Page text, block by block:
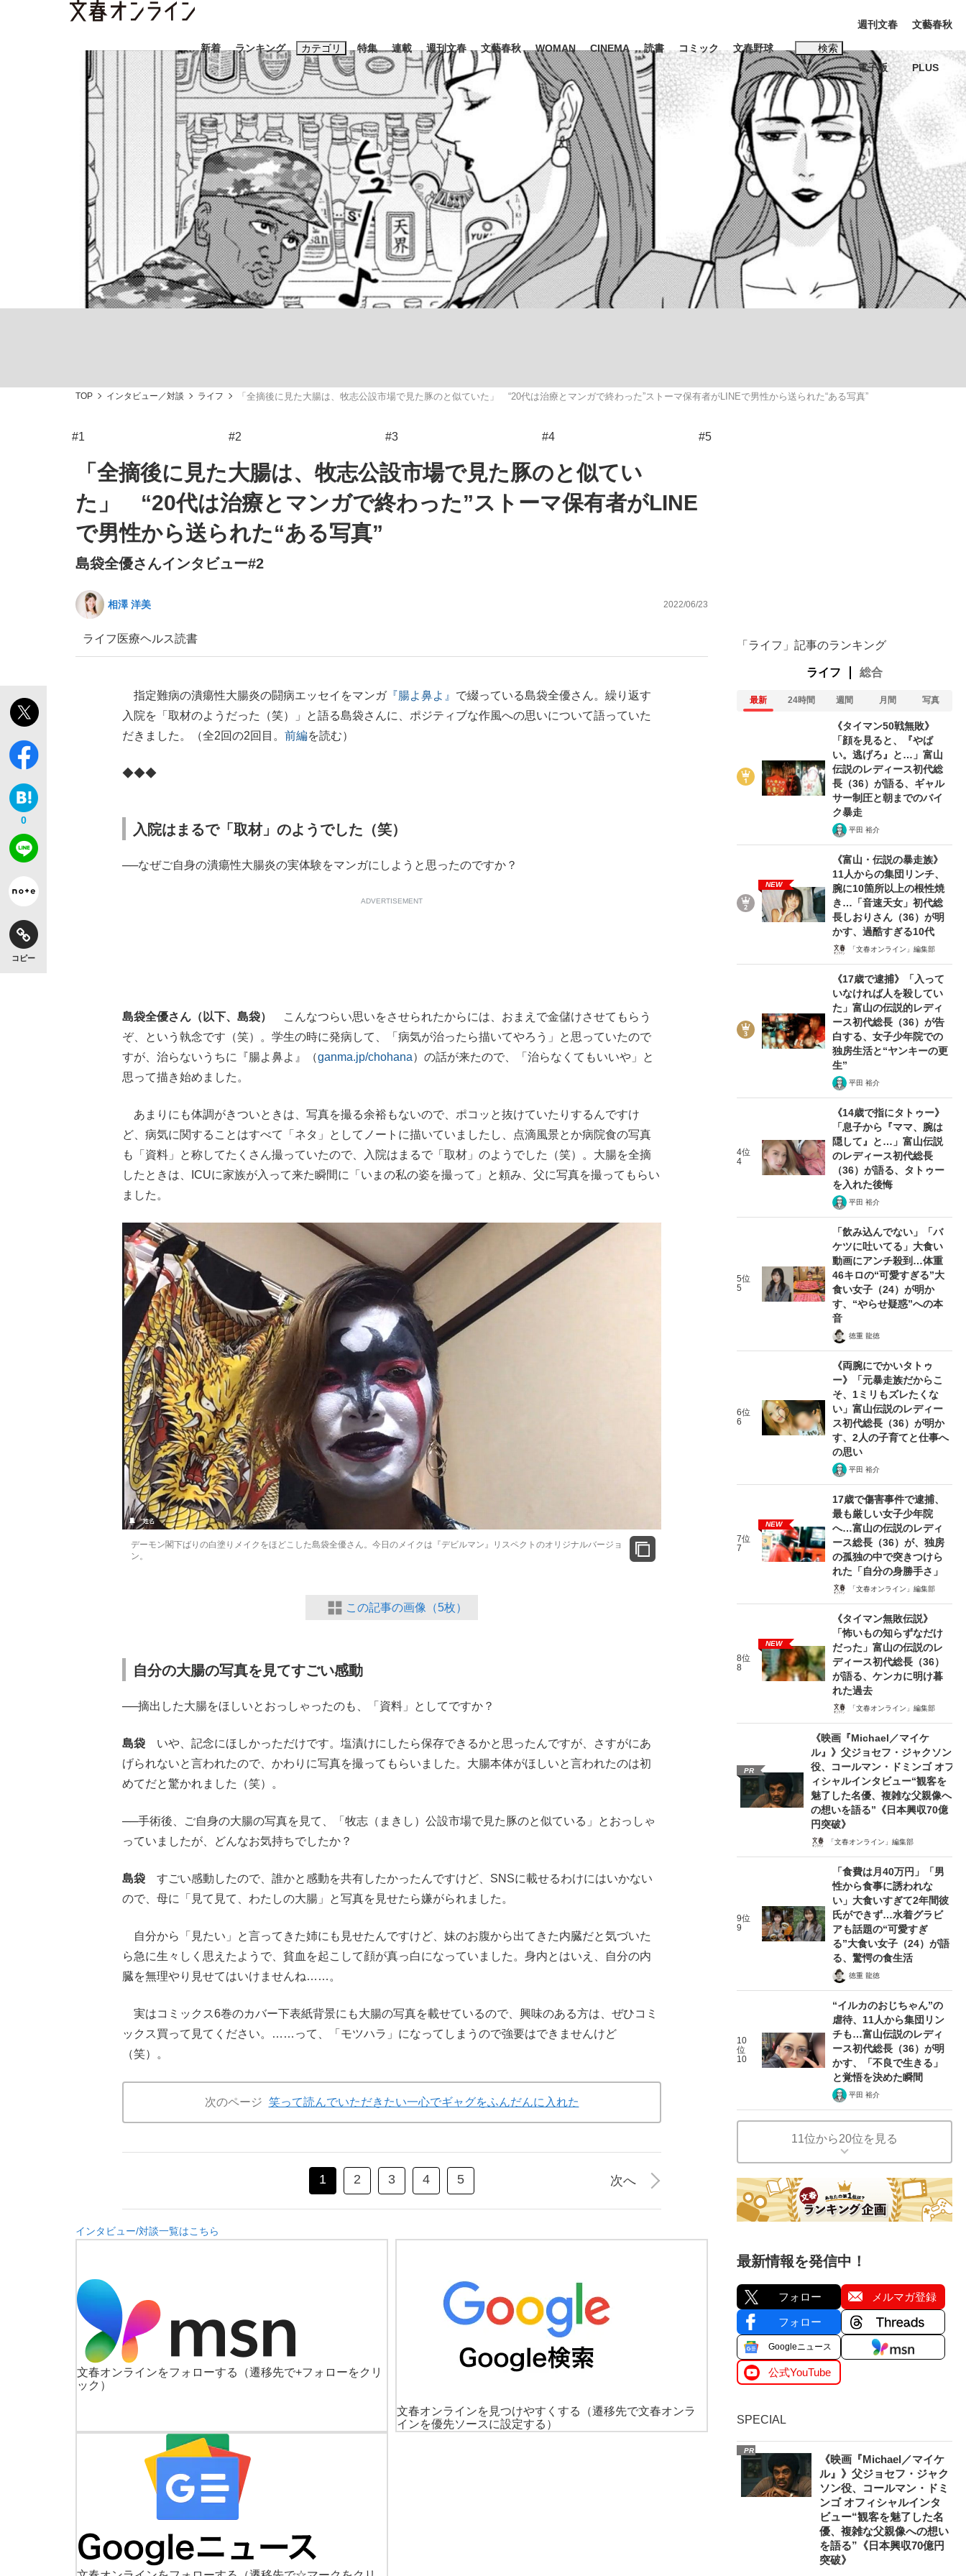
新着 ランキング カテゴリ
スクープ ニュース エンタメ ビジネス インタビュー 読書
「90%は失敗する。でも…」本田圭佑が初めて明かした日本代表監督に... 「最悪の空気のまま解散」WBC日本代表“敗戦”の真実 選手が明かす...
特集
終戦から81年
観る将棋、読む将棋
the Style
連載 週刊文春 文藝春秋 WOMAN CINEMA 読書 コミック 文春野球 検索
キーワード入力
おすすめのキーワードタグ一覧
#藤田晋 #三山凌輝 #高市早苗 #後藤真希 #森岡毅 #城彰二 #内田有紀
#玉木雄一郎
#亀和田武
週刊文春
電子版
文藝春秋
PLUS
TOP インタビュー／対談 ライフ 「全摘後に見た大腸は、牧志公設市場で見た豚のと似ていた」 “20代は治療とマンガで終わった”ストーマ保有者がLINEで男性から送られた“ある写真”
#1 #2 #3 #4 #5
「全摘後に見た大腸は、牧志公設市場で見た豚のと似てい
た」 “20代は治療とマンガで終わった”ストーマ保有者がLINE
で男性から送られた“ある写真”
島袋全優さんインタビュー#2
相澤 洋美 2022/06/23
ライフ 医療ヘルス読書
0
コピー
指定難病の潰瘍性大腸炎の闘病エッセイをマンガ『腸よ鼻よ』 で綴っている島袋全優さん。繰り返す
入院を「取材のようだった（笑）」と語る島袋さんに、ポジティブな作風への思いについて語っていた
だきました。（全2回の2回目。 前編を読む）
◆◆◆
入院はまるで「取材」のようでした（笑）
──なぜご自身の潰瘍性大腸炎の実体験をマンガにしようと思ったのですか？
ADVERTISEMENT
島袋全優さん（以下、島袋）
こんなつらい思いをさせられたからには、おまえで金儲けさせてもらう
ぞ、という執念です（笑）。学生の時に発病して、「病気が治ったら描いてやろう」と思っていたので
すが、治らないうちに『腸よ鼻よ』（ganma.jp/chohana）の話が来たので、「治らなくてもいいや」と
思って描き始めました。
あまりにも体調がきついときは、写真を撮る余裕もないので、ポコッと抜けていたりするんですけ
ど、病気に関することはすべて「ネタ」としてノートに描いていましたし、点滴風景とか病院食の写真
も「資料」と称してたくさん撮っていたので、入院はまるで「取材」のようでした（笑）。大腸を全摘
したときは、ICUに家族が入って来た瞬間に「いまの私の姿を撮って」と頼み、父に写真を撮ってもらい
ました。
デーモン閣下ばりの白塗りメイクをほどこした島袋全優さん。今日のメイクは『デビルマン』リスペクトのオリジナルバージョ
ン。
この記事の画像（5枚）
自分の大腸の写真を見てすごい感動
──摘出した大腸をほしいとおっしゃったのも、「資料」としてですか？
島袋 いや、記念にほしかっただけです。塩漬けにしたら保存できるかと思ったんですが、さすがにあ
げられないと言われたので、かわりに写真を撮ってもらいました。大腸本体がほしいと言われたのは初
めてだと驚かれました（笑）。
──手術後、ご自身の大腸の写真を見て、「牧志（まきし）公設市場で見た豚のと似ている」とおっしゃ
っていましたが、どんなお気持ちでしたか？
島袋 すごい感動したので、誰かと感動を共有したかったんですけど、SNSに載せるわけにはいかない
ので、母に「見て見て、わたしの大腸」と写真を見せたら嫌がられました。
自分から「見たい」と言ってきた姉にも見せたんですけど、妹のお腹から出てきた内臓だと気づいた
ら急に生々しく思えたようで、貧血を起こして顔が真っ白になっていました。身内とはいえ、自分の内
臓を無理やり見せてはいけませんね……。
実はコミックス6巻のカバー下表紙背景にも大腸の写真を載せているので、興味のある方は、ぜひコミ
ックス買って見てください。……って、「モツハラ」になってしまうので強要はできませんけど
（笑）。
次のページ 笑って読んでいただきたい一心でギャグをふんだんに入れた
1 2 3 4 5 次へ
インタビュー/対談一覧はこちら
文春オンラインをフォローする
（遷移先で+フォローをクリ
ック）
文春オンラインを見つけやすくする
（遷移先で文春オンラ
インを優先ソースに設定する）
「ライフ」記事のランキング
ライフ 総合
最新 24時間 週間 月間 写真
《タイマン50戦無敗》
「顔を見ると、『やば
い。逃げろ』と…」富山
伝説のレディース初代総
長（36）が語る、ギャル
サー制圧と朝までのバイ
ク暴走
平田 裕介
NEW
《富山・伝説の暴走族》
11人からの集団リンチ、
腕に10箇所以上の根性焼
き…「音速天女」初代総
長しおりさん（36）が明
かす、過酷すぎる10代
「文春オンライン」編集部
《17歳で逮捕》「入って
いなければ人を殺してい
た」富山の伝説的レディ
ース初代総長（36）が告
白する、女子少年院での
独房生活と“ヤンキーの更
生”
平田 裕介
4位
4
《14歳で指にタトゥー》
「息子から『ママ、腕は
隠して』と…」富山伝説
のレディース初代総長
（36）が語る、タトゥー
を入れた後悔
平田 裕介
5位
5
「飲み込んでない」「バ
ケツに吐いてる」大食い
動画にアンチ殺到…体重
46キロの“可愛すぎる”大
食い女子（24）が明か
す、“やらせ疑惑”への本
音
徳重 龍徳
6位
6
《両腕にでかいタトゥ
ー》「元暴走族だからこ
そ、1ミリもズレたくな
い」富山伝説のレディー
ス初代総長（36）が明か
す、2人の子育てと仕事へ
の思い
平田 裕介
7位
7
NEW
17歳で傷害事件で逮捕、
最も厳しい女子少年院
へ…富山の伝説のレディ
ース総長（36）が、独房
の孤独の中で突きつけら
れた「自分の身勝手さ」
「文春オンライン」編集部
8位
8
NEW
《タイマン無敗伝説》
「怖いもの知らずなだけ
だった」富山の伝説のレ
ディース初代総長（36）
が語る、ケンカに明け暮
れた過去
「文春オンライン」編集部
PR
《映画『Michael／マイケ
ル』》父ジョセフ・ジャクソン
役、コールマン・ドミンゴ オフ
ィシャルインタビュー“観客を
魅了した名優、複雑な父親像へ
の想いを語る”《日本興収70億
円突破》
「文春オンライン」編集部
9位
9
「食費は月40万円」「男
性から食事に誘われな
い」大食いすぎて2年間彼
氏ができず…水着グラビ
アも話題の“可愛すぎ
る”大食い女子（24）が語
る、驚愕の食生活
徳重 龍徳
10
位
10
“イルカのおじちゃん”の
虐待、11人から集団リン
チも…富山伝説のレディ
ース初代総長（36）が明
かす、「不良で生きる」
と覚悟を決めた瞬間
平田 裕介
11位から20位を見る
最新情報を発信中！
フォロー メルマガ登録
フォロー
Googleニュース
公式YouTube
SPECIAL
PR
《映画『Michael／マイケ
ル』》父ジョセフ・ジャク
ソン役、コールマン・ドミ
ンゴ オフィシャルインタ
ビュー“観客を魅了した名
優、複雑な父親像への想い
を語る”《日本興収70億円
突破》